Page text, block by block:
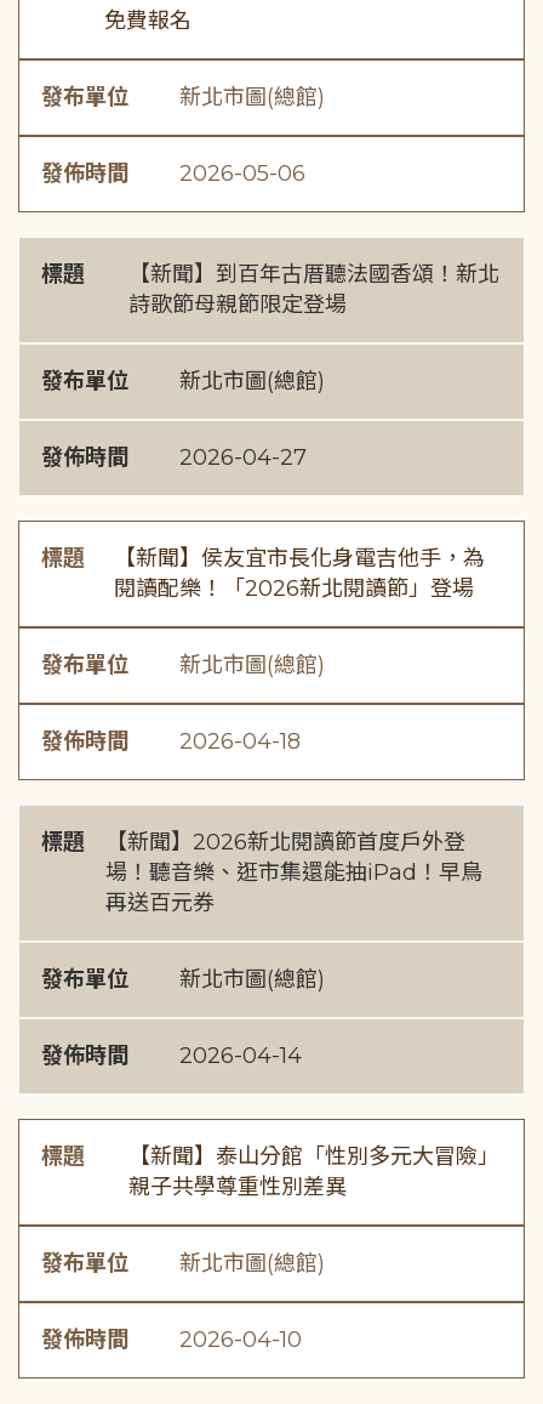
免費報名
發布單位 新北市圖(總館)
發佈時間 2026-05-06
標題
【新聞】到百年古厝聽法國香頌！新北
詩歌節母親節限定登場
發布單位 新北市圖(總館)
發佈時間 2026-04-27
標題
【新聞】侯友宜市長化身電吉他手，為
閱讀配樂！「2026新北閱讀節」登場
發布單位 新北市圖(總館)
發佈時間 2026-04-18
標題
【新聞】2026新北閱讀節首度戶外登
場！聽音樂、逛市集還能抽iPad！早鳥
再送百元券
發布單位 新北市圖(總館)
發佈時間 2026-04-14
標題
【新聞】泰山分館「性別多元大冒險」
親子共學尊重性別差異
發布單位 新北市圖(總館)
發佈時間 2026-04-10